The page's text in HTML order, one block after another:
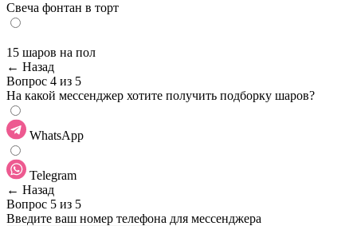
Cвеча фонтан в торт
15 шаров на пол
← Назад
Вопрос 4 из 5
На какой мессенджер хотите получить подборку шаров?
WhatsApp
Telegram
← Назад
Вопрос 5 из 5
Введите ваш номер телефона для мессенджера